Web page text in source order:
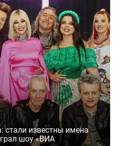
стали известны имена
шоу «ВИА